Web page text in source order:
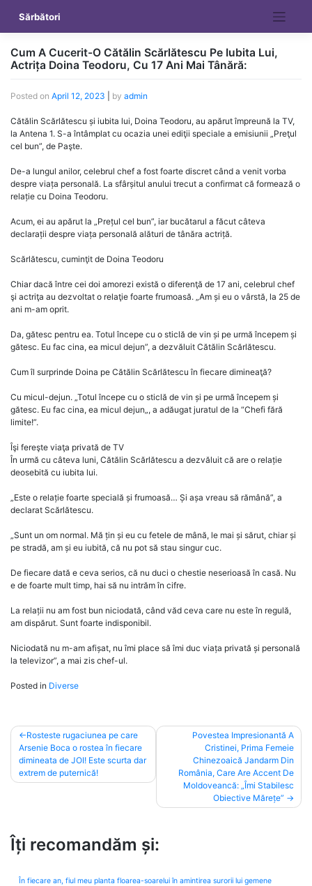
content
Sărbători
Cum A Cucerit-O Cătălin Scărlătescu Pe Iubita Lui,
Actrița Doina Teodoru, Cu 17 Ani Mai Tânără:
Posted on April 12, 2023 by admin
Cătălin Scărlătescu și iubita lui, Doina Teodoru, au apărut împreună la TV,
la Antena 1. S-a întâmplat cu ocazia unei ediţii speciale a emisiunii „Preţul
cel bun”, de Paşte.
De-a lungul anilor, celebrul chef a fost foarte discret când a venit vorba
despre viața personală. La sfârșitul anului trecut a confirmat că formează o
relație cu Doina Teodoru.
Acum, ei au apărut la „Prețul cel bun”, iar bucătarul a făcut câteva
declarații despre viața personală alături de tânăra actriță.
Scărlătescu, cuminţit de Doina Teodoru
Chiar dacă între cei doi amorezi există o diferenţă de 17 ani, celebrul chef
şi actriţa au dezvoltat o relaţie foarte frumoasă. „Am și eu o vârstă, la 25 de
ani m-am oprit.
Da, gătesc pentru ea. Totul începe cu o sticlă de vin și pe urmă începem și
gătesc. Eu fac cina, ea micul dejun”, a dezvăluit Cătălin Scărlătescu.
Cum îl surprinde Doina pe Cătălin Scărlătescu în fiecare dimineaţă?
Cu micul-dejun. „Totul începe cu o sticlă de vin și pe urmă începem și
gătesc. Eu fac cina, ea micul dejun„, a adăugat juratul de la “Chefi fără
limite!”.
Îşi fereşte viaţa privată de TV
În urmă cu câteva luni, Cătălin Scărlătescu a dezvăluit că are o relație
deosebită cu iubita lui.
„Este o relație foarte specială și frumoasă… Și așa vreau să rămână”, a
declarat Scărlătescu.
„Sunt un om normal. Mă țin și eu cu fetele de mână, le mai și sărut, chiar și
pe stradă, am și eu iubită, că nu pot să stau singur cuc.
De fiecare dată e ceva serios, că nu duci o chestie neserioasă în casă. Nu
e de foarte mult timp, hai să nu intrăm în cifre.
La relații nu am fost bun niciodată, când văd ceva care nu este în regulă,
am dispărut. Sunt foarte indisponibil.
Niciodată nu m-am afișat, nu îmi place să îmi duc viața privată și personală
la televizor”, a mai zis chef-ul.
Posted in Diverse
Post
navigation
Rosteste rugaciunea pe care
Arsenie Boca o rostea în fiecare
dimineata de JOI! Este scurta dar
extrem de puternică!
Povestea Impresionantă A
Cristinei, Prima Femeie
Chinezoaică Jandarm Din
România, Care Are Accent De
Moldoveancă: „Îmi Stabilesc
Obiective Mărețe”
Îți recomandăm și:
În fiecare an, fiul meu planta floarea-soarelui în amintirea surorii lui gemene